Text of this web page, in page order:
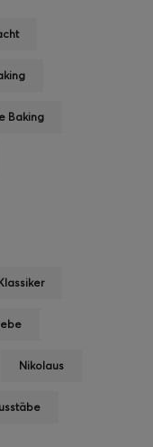
Baking
Nikolaus